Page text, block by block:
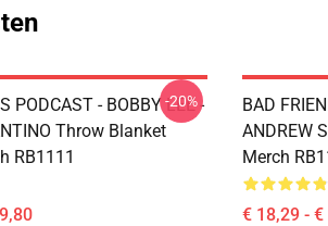
PODCAST - BOBBY LEE -
Throw Blanket
RB1111
-20%
BAD
ANDREW
Merch
€ 18,29 -